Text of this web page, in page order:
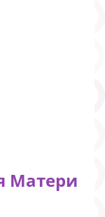
Матери